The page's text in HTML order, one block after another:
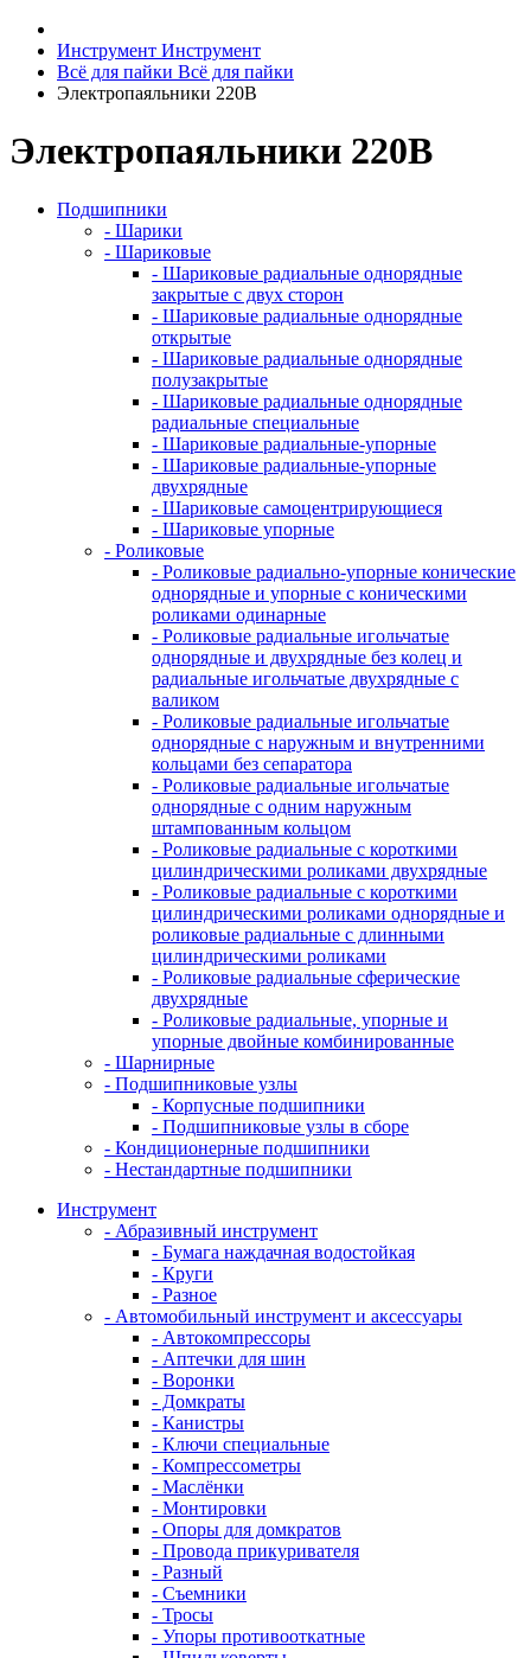
Инструмент Инструмент
Всё для пайки Всё для пайки
Электропаяльники 220В
Электропаяльники 220В
Подшипники
- Шарики
- Шариковые
- Шариковые радиальные однорядные
закрытые с двух сторон
- Шариковые радиальные однорядные
открытые
- Шариковые радиальные однорядные
полузакрытые
- Шариковые радиальные однорядные
радиальные специальные
- Шариковые радиальные-упорные
- Шариковые радиальные-упорные
двухрядные
- Шариковые самоцентрирующиеся
- Шариковые упорные
- Роликовые
- Роликовые радиально-упорные конические
однорядные и упорные с коническими
роликами одинарные
- Роликовые радиальные игольчатые
однорядные и двухрядные без колец и
радиальные игольчатые двухрядные с
валиком
- Роликовые радиальные игольчатые
однорядные с наружным и внутренними
кольцами без сепаратора
- Роликовые радиальные игольчатые
однорядные с одним наружным
штампованным кольцом
- Роликовые радиальные с короткими
цилиндрическими роликами двухрядные
- Роликовые радиальные с короткими
цилиндрическими роликами однорядные и
роликовые радиальные с длинными
цилиндрическими роликами
- Роликовые радиальные сферические
двухрядные
- Роликовые радиальные, упорные и
упорные двойные комбинированные
- Шарнирные
- Подшипниковые узлы
- Корпусные подшипники
- Подшипниковые узлы в сборе
- Кондиционерные подшипники
- Нестандартные подшипники
Инструмент
- Абразивный инструмент
- Бумага наждачная водостойкая
- Круги
- Разное
- Автомобильный инструмент и аксессуары
- Автокомпрессоры
- Аптечки для шин
- Воронки
- Домкраты
- Канистры
- Ключи специальные
- Компрессометры
- Маслёнки
- Монтировки
- Опоры для домкратов
- Провода прикуривателя
- Разный
- Съемники
- Тросы
- Упоры противооткатные